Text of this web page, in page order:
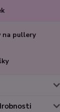
na pullery